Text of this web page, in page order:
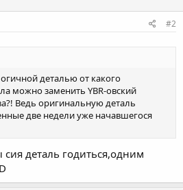
#2
деталью от какого
можно заменить YBR-овский
Ведь оригинальную деталь
две недели уже начавшегося
сия деталь годиться,одним